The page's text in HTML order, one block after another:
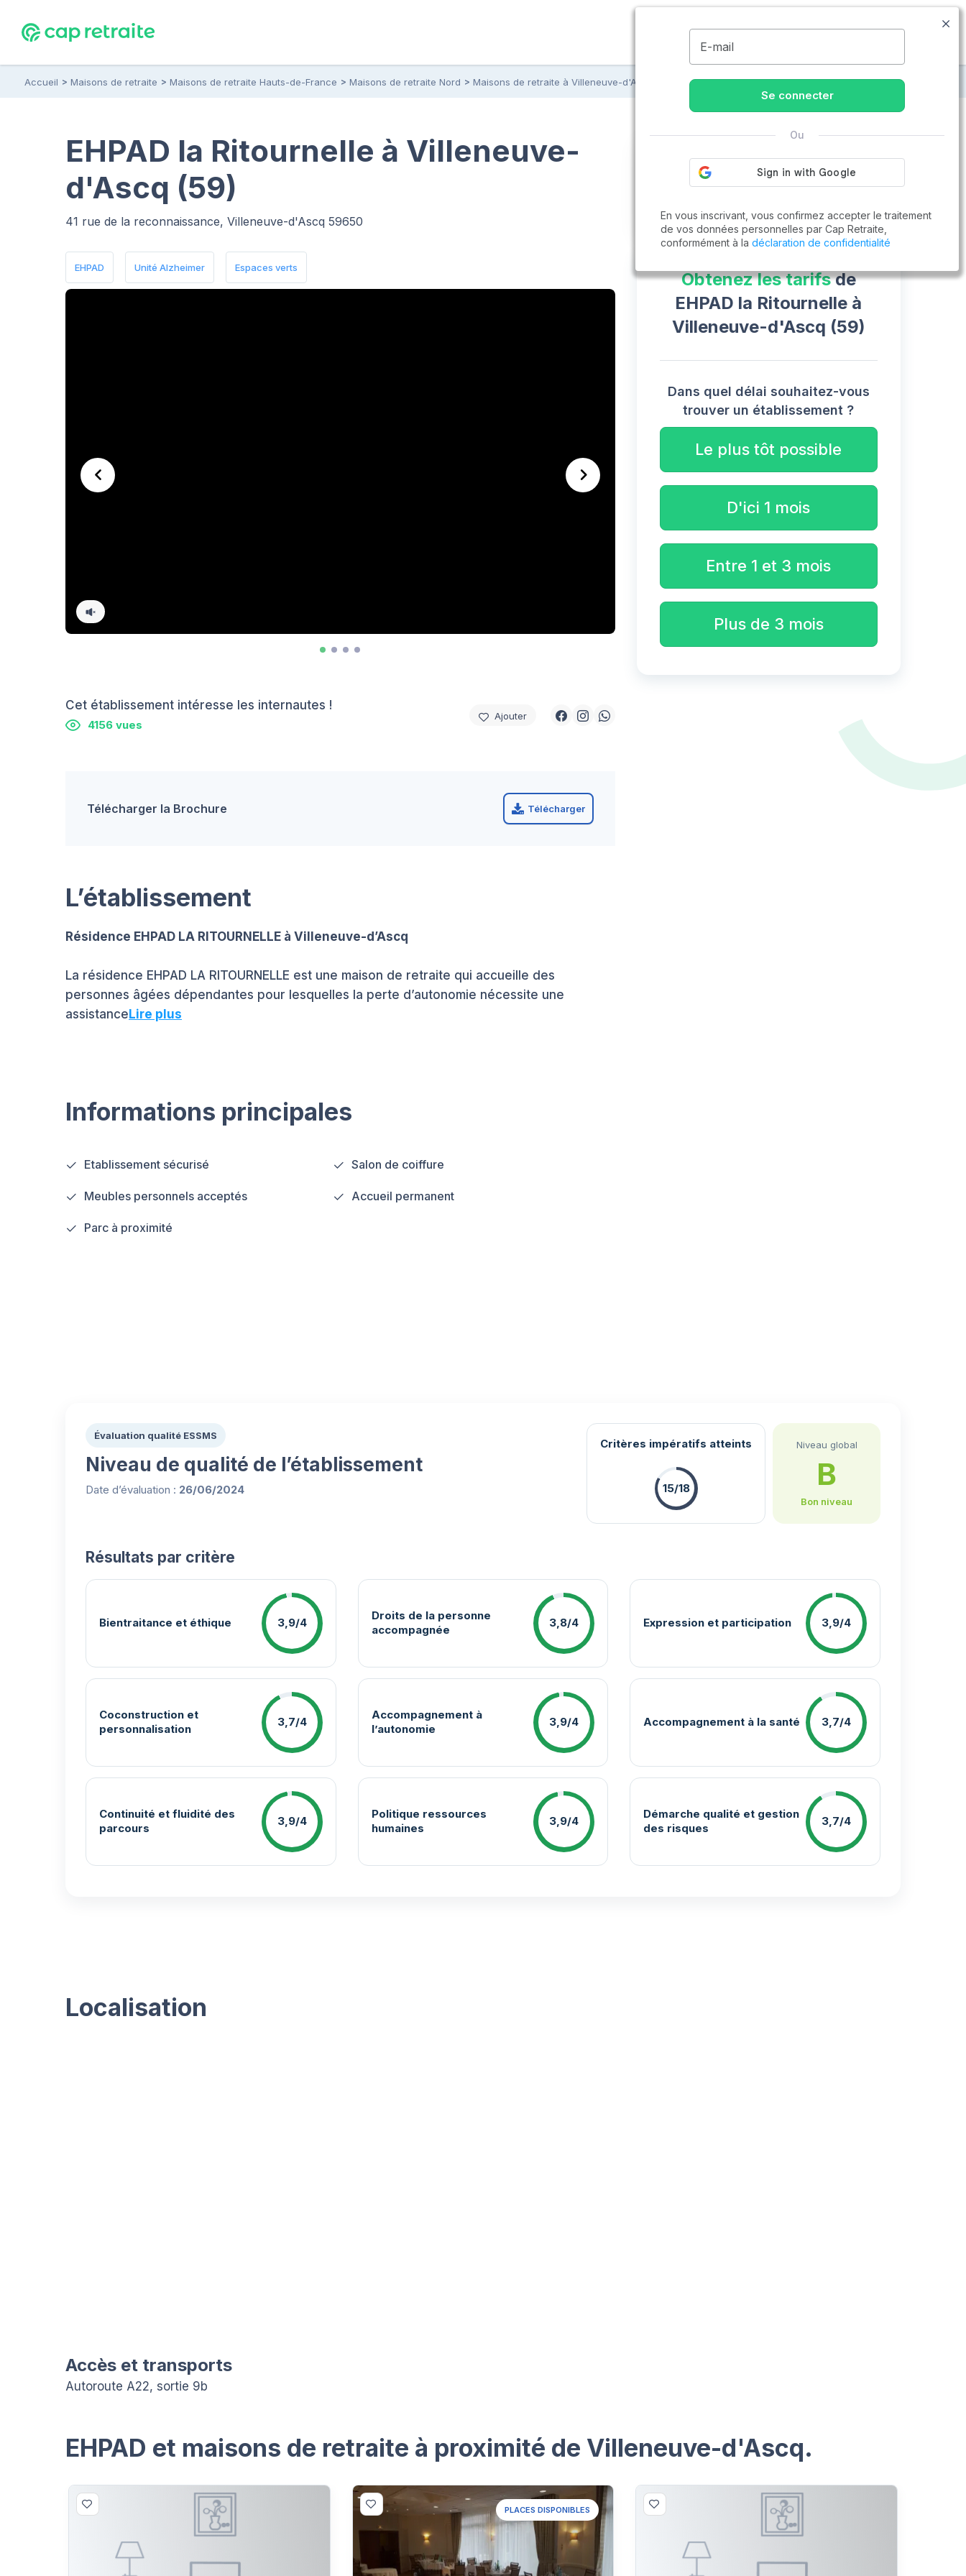
03.66.88.03.43
Accueil Maisons de retraite Maisons de retraite Hauts-de-France Maisons de retraite Nord Maisons de retraite à Villeneuve-d'Ascq EHPAD la Ritournelle
Cet établissement intéresse les internautes !
4156 vues
Ajouter
Télécharger la Brochure Télécharger
EHPAD la Ritournelle à Villeneuve-
d'Ascq (59)
41 rue de la reconnaissance, Villeneuve-d'Ascq 59650
EHPAD Unité Alzheimer Espaces verts
L’établissement
Résidence EHPAD LA RITOURNELLE à Villeneuve-d’Ascq
La résidence EHPAD LA RITOURNELLE est une maison de retraite qui accueille des
personnes âgées dépendantes pour lesquelles la perte d’autonomie nécessite une
assistanceLire plus
Informations principales
Etablissement sécurisé Salon de coiffure
Meubles personnels acceptés Accueil permanent
Parc à proximité
Cap Retraite vous aide à trouver un emploi
Obtenez les tarifsde
EHPAD la Ritournelle à
Villeneuve-d'Ascq (59)
Dans quel délai souhaitez-vous
trouver un établissement ?
Le plus tôt possible
D'ici 1 mois
Entre 1 et 3 mois
Plus de 3 mois
Évaluation qualité ESSMS
Niveau de qualité de l’établissement
Date d’évaluation : 26/06/2024
Niveau global
B
Bon niveau
Critères impératifs atteints
15/18
Résultats par critère
Bientraitance et éthique 3,9/4
Droits de la personne
accompagnée
3,8/4 Expression et participation 3,9/4
Coconstruction et
personnalisation
3,7/4
Accompagnement à
l’autonomie
3,9/4 Accompagnement à la santé 3,7/4
Continuité et fluidité des
parcours
3,9/4
Politique ressources
humaines
3,9/4
Démarche qualité et gestion
des risques
3,7/4
Localisation
Accès et transports
Autoroute A22, sortie 9b
EHPAD et maisons de retraite à proximité de Villeneuve-d'Ascq.
PLACES DISPONIBLES
E-mail
Se connecter
Ou
En vous inscrivant, vous confirmez accepter le traitement
de vos données personnelles par Cap Retraite,
conformément à la déclaration de confidentialité